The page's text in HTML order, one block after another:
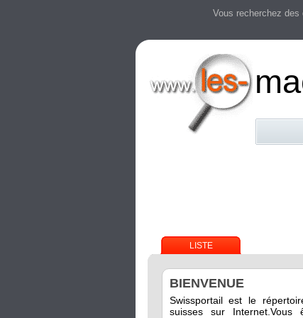
Vous recherchez
LISTE
BIENVENUE
Swissportail est le
suisses sur